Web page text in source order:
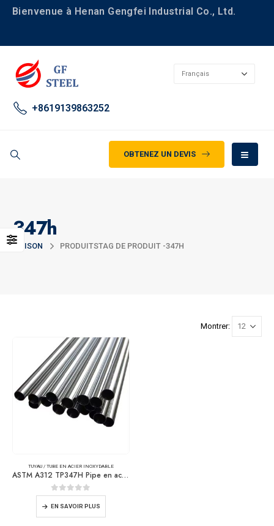
Bienvenue à Henan Gengfei Industrial Co., Ltd.
+8619139863252
OBTENEZ UN DEVIS
347h
MAISON PRODUITSTAG DE PRODUIT -347H
Montrer:
TUYAU / TUBE EN ACIER INOXYDABLE
ASTM A312 TP347H Pipe en acier inoxydable
0sur 5
EN SAVOIR PLUS